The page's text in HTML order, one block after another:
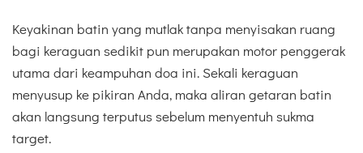
Keyakinan batin yang mutlak tanpa menyisakan ruang
bagi keraguan sedikit pun merupakan motor penggerak
utama dari keampuhan doa ini. Sekali keraguan
menyusup ke pikiran Anda, maka aliran getaran batin
akan langsung terputus sebelum menyentuh sukma
target.